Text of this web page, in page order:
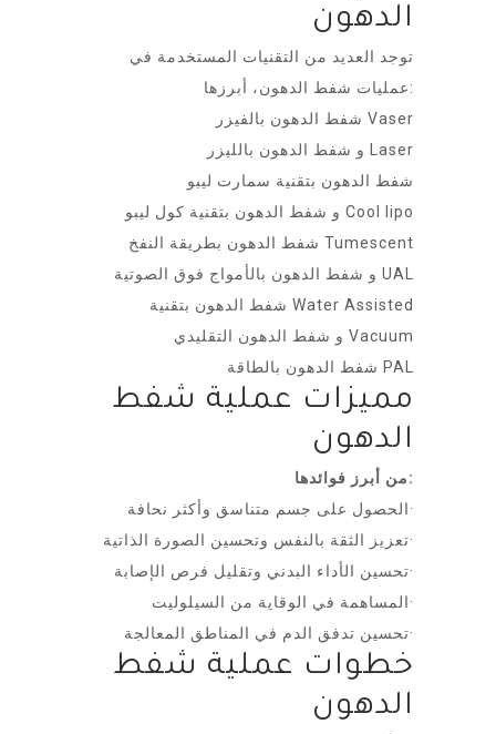
الدهون
توجد العديد من التقنيات المستخدمة في
عمليات شفط الدهون، أبرزها:
شفط الدهون بالفيزر Vaser
و شفط الدهون بالليزر Laser
شفط الدهون بتقنية سمارت ليبو
و شفط الدهون بتقنية كول ليبو Cool lipo
شفط الدهون بطريقة النفخ Tumescent
و شفط الدهون بالأمواج فوق الصوتية UAL
شفط الدهون بتقنية Water Assisted
و شفط الدهون التقليدي Vacuum
شفط الدهون بالطاقة PAL
مميزات عملية شفط
الدهون
من أبرز فوائدها:
الحصول على جسم متناسق وأكثر نحافة·
تعزيز الثقة بالنفس وتحسين الصورة الذاتية·
تحسين الأداء البدني وتقليل فرص الإصابة·
المساهمة في الوقاية من السيلوليت·
تحسين تدفق الدم في المناطق المعالجة·
خطوات عملية شفط
الدهون